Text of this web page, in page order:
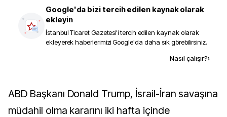
Google'da bizi tercih edilen kaynak olarak
ekleyin
İstanbul Ticaret Gazetesi'i tercih edilen kaynak olarak
ekleyerek haberlerimizi Google'da daha sık görebilirsiniz.
Nasıl çalışır?›
ABD Başkanı Donald Trump, İsrail-İran savaşına
müdahil olma kararını iki hafta içinde